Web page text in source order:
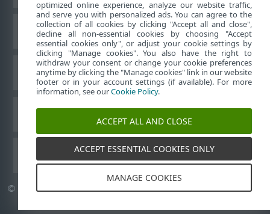
Foro de ESET
Soporte técnico regional
Guías del usuario de ESET
© 1992-2026ESET, spol. s r.o. Todos los derechos reservados.
optimized online experience, analyze our website traffic,
and serve you with personalized ads. You can agree to the
collection of all cookies by clicking "Accept all and close",
decline all non-essential cookies by choosing "Accept
essential cookies only", or adjust your cookie settings by
clicking "Manage cookies". You also have the right to
withdraw your consent or change your cookie preferences
anytime by clicking the "Manage cookies" link in our website
footer or in your account settings (if available). For more
information, see ourCookie Policy.
ACCEPT ALL AND CLOSE
ACCEPT ESSENTIAL COOKIES ONLY
MANAGE COOKIES